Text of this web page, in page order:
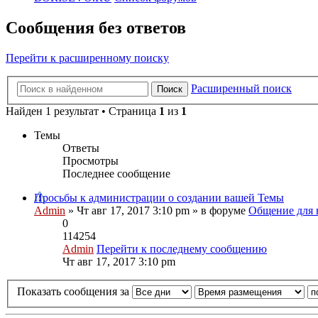
Сообщения без ответов
Перейти к расширенному поиску
Поиск
Расширенный поиск
Найден 1 результат • Страница 1 из 1
Темы
Ответы
Просмотры
Последнее сообщение
Просьбы к администрации о создании вашей Темы
Admin » Чт авг 17, 2017 3:10 pm » в форуме Общение для
0
114254
Admin Перейти к последнему сообщению
Чт авг 17, 2017 3:10 pm
Показать сообщения за